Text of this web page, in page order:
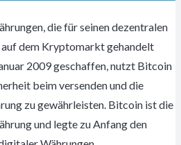
die für seinen dezentralen
dem Kryptomarkt gehandelt
2009 geschaffen, nutzt Bitcoin
beim versenden und die
zu gewährleisten. Bitcoin ist die
und legte zu Anfang den